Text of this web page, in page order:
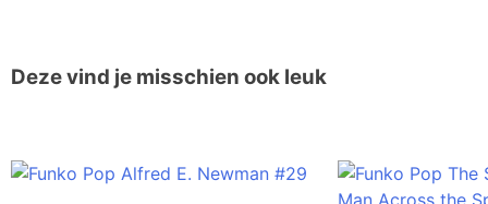
Deze vind je misschien ook leuk